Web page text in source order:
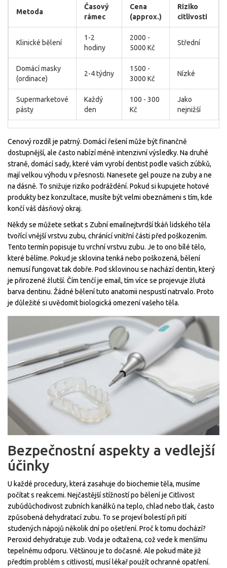
Metoda
Časový
rámec
Cena
(approx.)
Riziko
citlivosti
Klinické bělení
1-2
hodiny
2000 -
5000 Kč
Střední
Domácí masky
(ordinace)
2-4 týdny
1500 -
3000 Kč
Nízké
Supermarketové
pásty
Každý
den
100 - 300
Kč
Jako
nejnižší
Cenový rozdíl je patrný. Domácí řešení může být finančně
dostupnější, ale často nabízí méně intenzivní výsledky. Na druhé
straně, domácí sady, které vám vyrobí dentist podle vašich zúbků,
mají velkou výhodu v přesnosti. Nanesete gel pouze na zuby a ne
na dásně. To snižuje riziko podráždění. Pokud si kupujete hotové
produkty bez konzultace, musíte být velmi obeznámeni s tím, kde
končí váš dásňový okraj.
Někdy se můžete setkat s Zubní emailnejtvrdší tkáň lidského těla
tvořící vnější vrstvu zubu, chránící vnitřní části před poškozením.
Tento termín popisuje tu vrchní vrstvu zubu. Je to ono bílé tělo,
které bělíme. Pokud je sklovina tenká nebo poškozená, bělení
nemusí fungovat tak dobře. Pod sklovinou se nachází dentin, který
je přirozeně žlutší. Čím tenčí je email, tím více se projevuje žlutá
barva dentinu. Žádné bělení tuto anatomii nespustí natrvalo. Proto
je důležité si uvědomit biologická omezení vašeho těla.
Bezpečnostní aspekty a vedlejší
účinky
U každé procedury, která zasahuje do biochemie těla, musíme
počítat s reakcemi. Nejčastější stížností po bělení je Citlivost
zubůdůchodivost zubních kanálků na teplo, chlad nebo tlak, často
způsobená dehydratací zubu. To se projeví bolestí při pití
studených nápojů několik dní po ošetření. Proč k tomu dochází?
Peroxid dehydratuje zub. Voda je odtažena, což vede k menšímu
tepelnému odporu. Většinou je to dočasné. Ale pokud máte již
předtím problém s citlivostí, musí lékař použít ochranné opatření.